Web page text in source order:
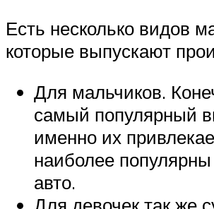
Есть несколько видов
которые выпускают
Для мальчиков.
самый популярный
именно их
наиболее
авто.